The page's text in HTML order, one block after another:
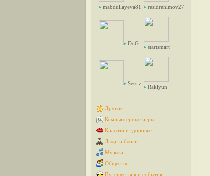
mabdullayeva81 residrehimov27
DoG
startsmart
Sessiz
Rakiyun
Другое
Компьютерные игры
Красота и здоровье
Люди и блоги
Музыка
Общество
Путешествия и события